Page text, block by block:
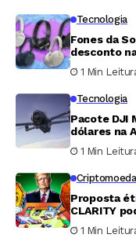
Tecnologia
Fones da
desconto
1 Min
Tecnologia
Pacote DJI
dólares na
1 Min
Proposta
CLARITY
tributos
1 Min